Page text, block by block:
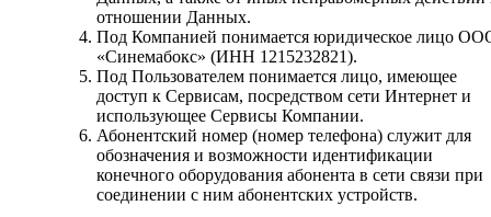
отношении Данных.
Под Компанией понимается юридическое лицо
«Синемабокс» (ИНН 1215232821).
Под Пользователем понимается лицо, имеющее
доступ к Сервисам, посредством сети Интернет и
использующее Сервисы Компании.
Абонентский номер (номер телефона) служит для
обозначения и возможности идентификации
конечного оборудования абонента в сети связи при
соединении с ним абонентских устройств.